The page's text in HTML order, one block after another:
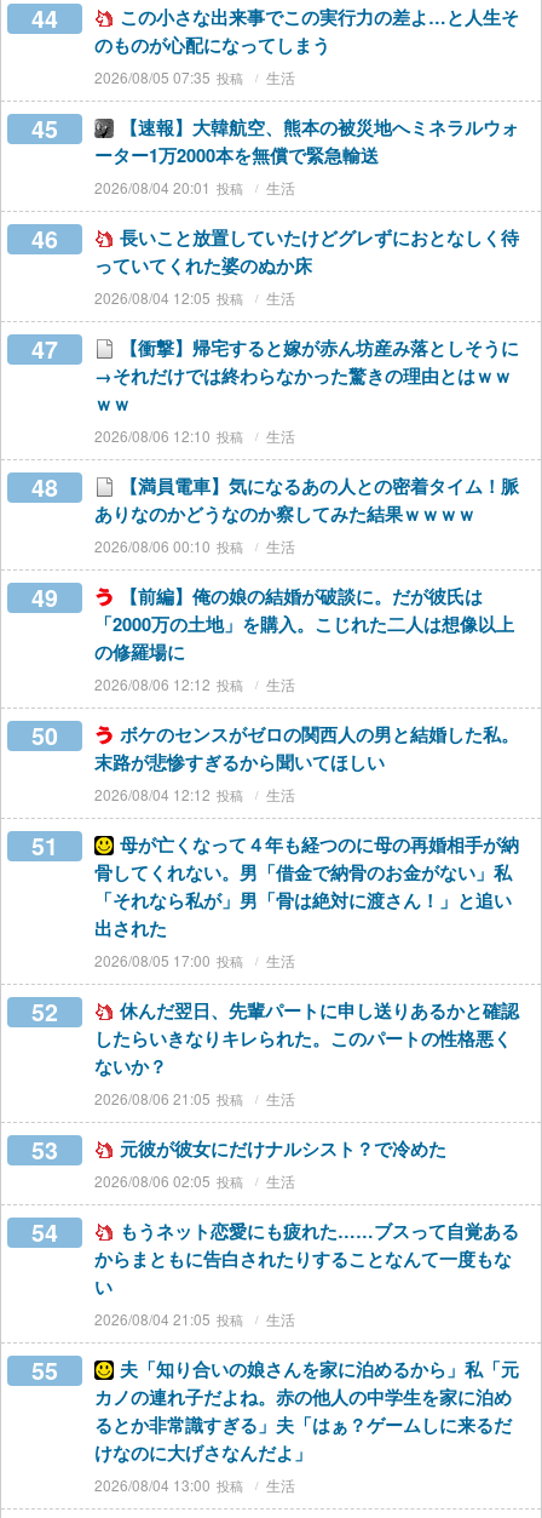
44
この小さな出来事でこの実行力の差よ…と人生そ
のものが心配になってしまう
2026/08/05 07:35 生活
45
【速報】大韓航空、熊本の被災地へミネラルウォ
ーター1万2000本を無償で緊急輸送
2026/08/04 20:01 生活
46
長いこと放置していたけどグレずにおとなしく待
っていてくれた婆のぬか床
2026/08/04 12:05 生活
47
【衝撃】帰宅すると嫁が赤ん坊産み落としそうに
→それだけでは終わらなかった驚きの理由とはｗｗ
ｗｗ
2026/08/06 12:10 生活
48
【満員電車】気になるあの人との密着タイム！脈
ありなのかどうなのか察してみた結果ｗｗｗｗ
2026/08/06 00:10 生活
49
【前編】俺の娘の結婚が破談に。だが彼氏は
「2000万の土地」を購入。こじれた二人は想像以上
の修羅場に
2026/08/06 12:12 生活
50
ボケのセンスがゼロの関西人の男と結婚した私。
末路が悲惨すぎるから聞いてほしい
2026/08/04 12:12 生活
51
母が亡くなって４年も経つのに母の再婚相手が納
骨してくれない。男「借金で納骨のお金がない」私
「それなら私が」男「骨は絶対に渡さん！」と追い
出された
2026/08/05 17:00 生活
52
休んだ翌日、先輩パートに申し送りあるかと確認
したらいきなりキレられた。このパートの性格悪く
ないか？
2026/08/06 21:05 生活
53 元彼が彼女にだけナルシスト？で冷めた
2026/08/06 02:05 生活
54
もうネット恋愛にも疲れた……ブスって自覚ある
からまともに告白されたりすることなんて一度もな
い
2026/08/04 21:05 生活
55
夫「知り合いの娘さんを家に泊めるから」私「元
カノの連れ子だよね。赤の他人の中学生を家に泊め
るとか非常識すぎる」夫「はぁ？ゲームしに来るだ
けなのに大げさなんだよ」
2026/08/04 13:00 生活